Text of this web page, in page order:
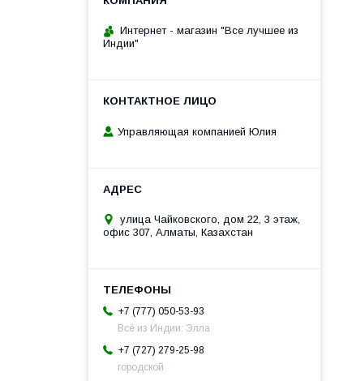
Интернет - магазин "Все лучшее из
Индии"
Управляющая компанией Юлия
улица Чайковского, дом 22, 3 этаж,
офис 307, Алматы, Казахстан
+7 (777) 050-53-93
Всё из Индии: Элла
+7 (727) 279-25-98
городской